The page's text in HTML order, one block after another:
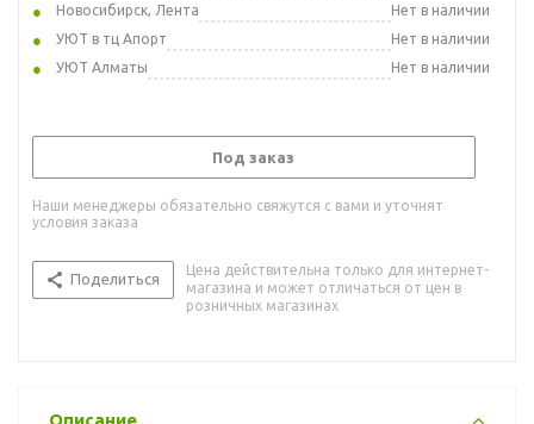
Новосибирск, Лента
Нет в наличии
УЮТ в тц Апорт
Нет в наличии
УЮТ Алматы
Нет в наличии
Под заказ
Наши менеджеры обязательно свяжутся с вами и уточнят
условия заказа
Поделиться
Цена действительна только для интернет-
магазина и может отличаться от цен в
розничных магазинах
Описание